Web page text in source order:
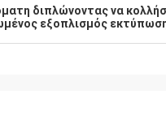
διπλώνοντας να
εξοπλισμός